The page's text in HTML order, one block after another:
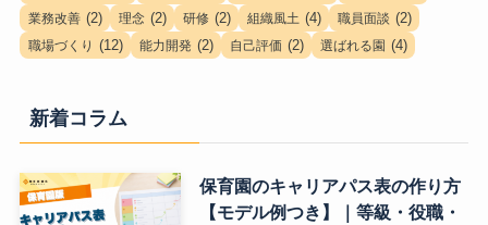
業務改善 (2) 理念 (2) 研修 (2) 組織風土 (4) 職員面談 (2)
職場づくり (12) 能力開発 (2) 自己評価 (2) 選ばれる園 (4)
新着コラム
保育園のキャリアパス表の作り方
【モデル例つき】｜等級・役職・